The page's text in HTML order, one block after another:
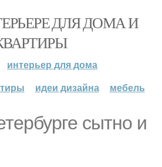
ДЛЯ ДОМА И
интерьер для дома
идеи дизайна мебель
сытно и